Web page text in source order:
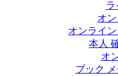
ラ
オ
オンライ
本人
オ
ブック